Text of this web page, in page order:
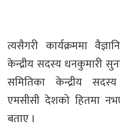
त्यसैगरी कार्यक्रममा
केन्द्रीय सदस्य धनकुमारी
समितिका केन्द्रीय
एमसीसी देशको हितमा
बताए ।